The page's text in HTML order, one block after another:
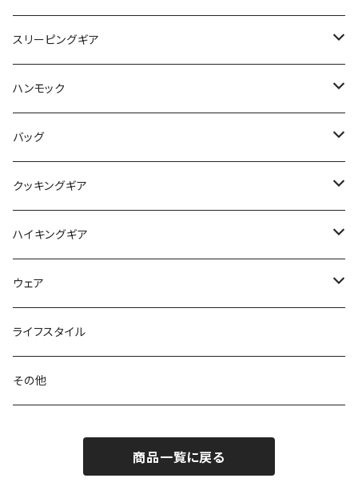
タープ / シェルター
ペグ / ステークス
アクセサリー
スリーピングギア
シュラフ / キルト
ビビィ
マット
ピロー
ハンモック
ハンモック
アクセサリー
バッグ
バックパック
サコッシュ / ウェストポーチ
トートバッグ
パックアクセサリー
クッキングギア
バーナー / ストーブ / 燃料
クッカー / カップ
カトラリー
ボトル
ハイキングギア
ストック
スノーシュー / アイゼン
スタッフサック
ナイフ / ツール
ウェア
トップス
ハードシェル / レインウェア
ウェアアクセサリー
ライフスタイル
その他
商品一覧に戻る